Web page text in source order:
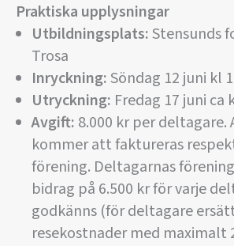
Praktiska upplysningar
Utbildningsplats:Stensunds
Trosa
Inryckning:Söndag 12 juni kl
Utryckning: Fredag 17 juni ca
Avgift: 8.000 kr per deltagare.
kommer att faktureras
förening. Deltagarnas
bidrag på 6.500 kr för varje
godkänns (för deltagare
resekostnader med maximalt